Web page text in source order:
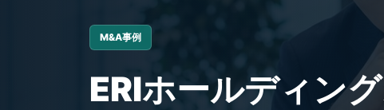
M&A事例
ERIホールディン